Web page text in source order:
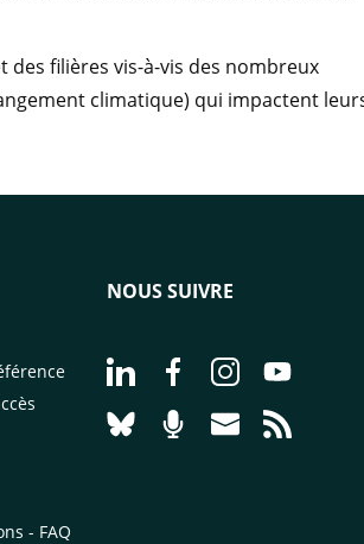
filières vis-à-vis des nombreux
climatique) qui impactent
- FAQ
NOUS SUIVRE
Aller à la page Nous
Aller à la page
Aller à laAller à
Aller à la page Nous
Aller à la page
Aller à la